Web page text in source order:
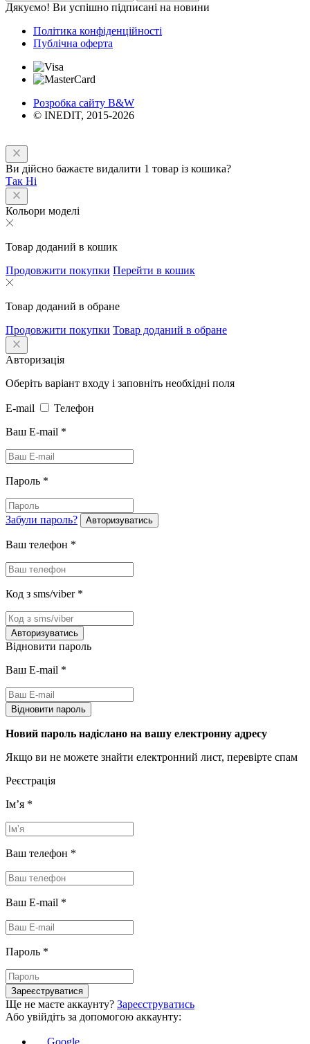
Дякуємо! Ви успішно підписані на новини
Політика конфіденційності
Публічна оферта
Розробка сайту B&W
© INEDIT, 2015-2026
Ви дійсно бажаєте видалити 1 товар із кошика?
Так Ні
Кольори моделі
Товар доданий в кошик
Продовжити покупки Перейти в кошик
Товар доданий в обране
Продовжити покупки Товар доданий в обране
Авторизація
Оберіть варіант входу і заповніть необхідні поля
E-mail
Телефон
Ваш E-mail *
Пароль *
Забули пароль? Авторизуватись
Ваш телефон *
Код з sms/viber *
Авторизуватись
Відновити пароль
Ваш E-mail *
Відновити пароль
Новий пароль надіслано на вашу електронну адресу
Якщо ви не можете знайти електронний лист, перевірте спам
Реєстрація
Імʼя *
Ваш телефон *
Ваш E-mail *
Пароль *
Зареєструватися
Ще не маєте аккаунту? Зареєструватись
Або увійдіть за допомогою аккаунту:
Google